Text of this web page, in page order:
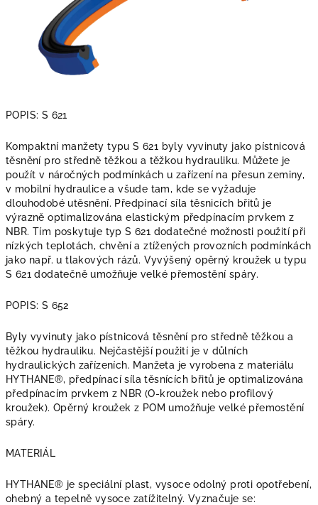
POPIS: S 621
Kompaktní manžety typu S 621 byly vyvinuty jako pístnicová
těsnění pro středně těžkou a těžkou hydrauliku. Můžete je
použít v náročných podmínkách u zařízení na přesun zeminy,
v mobilní hydraulice a všude tam, kde se vyžaduje
dlouhodobé utěsnění. Předpínací síla těsnicích břitů je
výrazně optimalizována elastickým předpínacím prvkem z
NBR. Tím poskytuje typ S 621 dodatečné možnosti použití při
nízkých teplotách, chvění a ztížených provozních podmínkách
jako např. u tlakových rázů. Vyvýšený opěrný kroužek u typu
S 621 dodatečně umožňuje velké přemostění spáry.
POPIS: S 652
Byly vyvinuty jako pístnicová těsnění pro středně těžkou a
těžkou hydrauliku. Nejčastější použití je v důlních
hydraulických zařízeních. Manžeta je vyrobena z materiálu
HYTHANE®, předpínací síla těsnících břitů je optimalizována
předpínacím prvkem z NBR (O-kroužek nebo profilový
kroužek). Opěrný kroužek z POM umožňuje velké přemostění
spáry.
MATERIÁL
HYTHANE® je speciální plast, vysoce odolný proti opotřebení,
ohebný a tepelně vysoce zatížitelný. Vyznačuje se: